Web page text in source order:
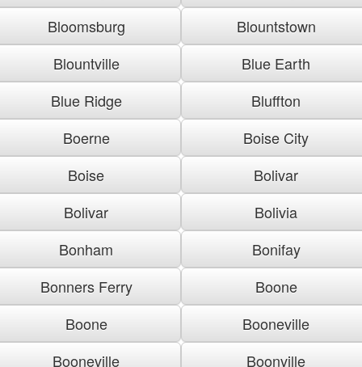
Bloomsburg
Blountstown
Blountville
Blue Earth
Blue Ridge
Bluffton
Boerne
Boise City
Boise
Bolivar
Bolivar
Bolivia
Bonham
Bonifay
Bonners Ferry
Boone
Boone
Booneville
Booneville
Boonville